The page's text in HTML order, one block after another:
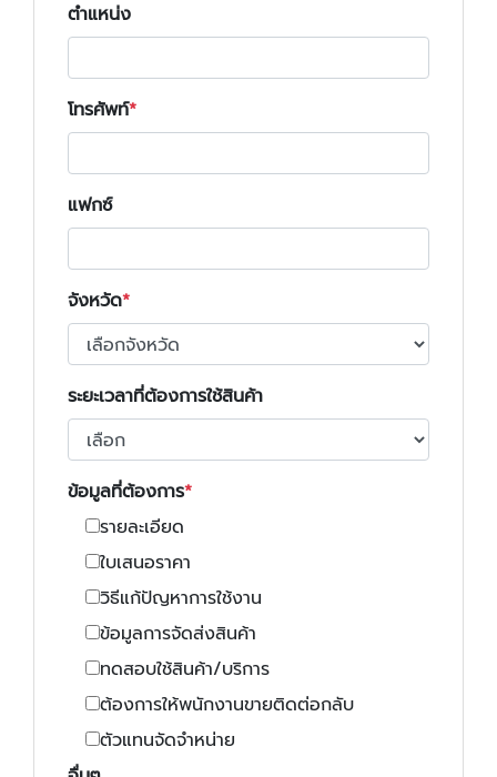
ตำแหน่ง
โทรศัพท์
แฟกซ์
จังหวัด
ระยะเวลาที่ต้องการใช้สินค้า
ข้อมูลที่ต้องการ
รายละเอียด
ใบเสนอราคา
วิธีแก้ปัญหาการใช้งาน
ข้อมูลการจัดส่งสินค้า
ทดสอบใช้สินค้า/บริการ
ต้องการให้พนักงานขายติดต่อกลับ
ตัวแทนจัดจำหน่าย